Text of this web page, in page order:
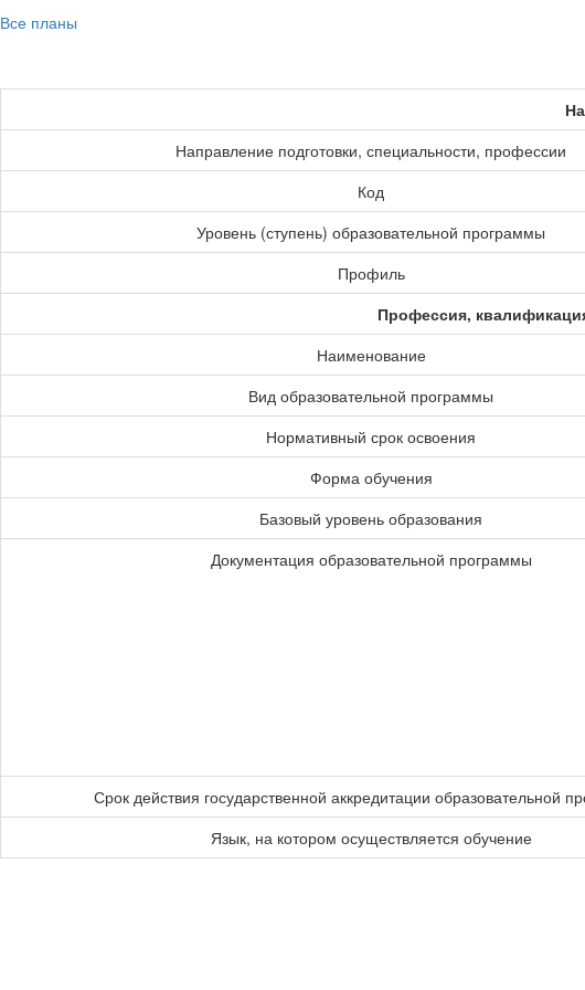
Все планы
Направление подготовки, специальности, профессии
Код
Уровень (ступень) образовательной программы
Профиль
Профессия,
Наименование
Вид образовательной программы
Нормативный срок освоения
Форма обучения
Базовый уровень образования
Документация образовательной программы
Срок действия государственной аккредитации образовательной
Язык, на котором осуществляется обучение